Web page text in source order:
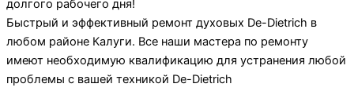
долгого рабочего дня!
Быстрый и эффективный ремонт духовых De-Dietrich в
любом районе Калуги. Все наши мастера по ремонту
имеют необходимую квалификацию для устранения любой
проблемы с вашей техникой De-Dietrich